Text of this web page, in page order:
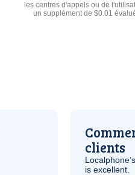
les centres d'appels ou de
un supplément de $0.01
clients
is excellent.